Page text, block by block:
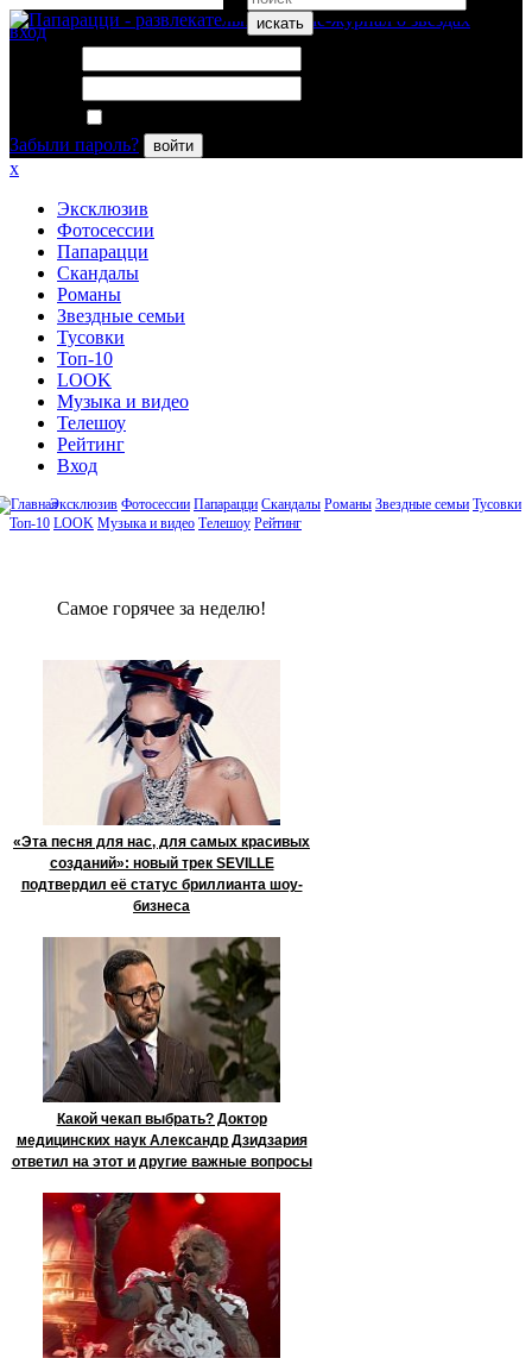
искать
вход
Забыли пароль?
войти
x
Эксклюзив
Фотосессии
Папарацци
Скандалы
Романы
Звездные семьи
Тусовки
Топ-10
LOOK
Музыка и видео
Телешоу
Рейтинг
Вход
Эксклюзив Фотосессии Папарацци Скандалы Романы Звездные семьи Тусовки
Топ-10 LOOK Музыка и видео Телешоу Рейтинг
Сaмое гoрячее за неделю!
«Эта песня для нас, для самых красивых
созданий»: новый трек SEVILLE
подтвердил её статус бриллианта шоу-
бизнеса
Какой чекап выбрать? Доктор
медицинских наук Александр Дзидзария
ответил на этот и другие важные вопросы